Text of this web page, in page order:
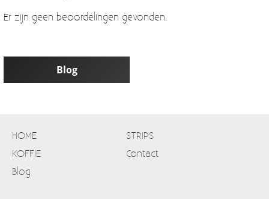
Er zijn geen beoordelingen gevonden.
Blog
HOME
STRIPS
KOFFIE
Contact
Blog